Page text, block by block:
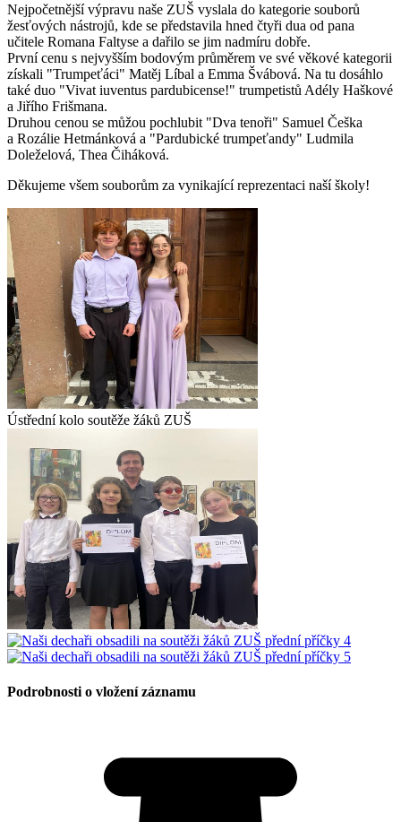
Nejpočetnější výpravu naše ZUŠ vyslala do kategorie souborů
žesťových nástrojů, kde se představila hned čtyři dua od pana
učitele Romana Faltyse a dařilo se jim nadmíru dobře.
První cenu s nejvyšším bodovým průměrem ve své věkové kategorii
získali "Trumpeťáci" Matěj Líbal a Emma Švábová. Na tu dosáhlo
také duo "Vivat iuventus pardubicense!" trumpetistů Adély Haškové
a Jiřího Frišmana.
Druhou cenou se můžou pochlubit "Dva tenoři" Samuel Češka
a Rozálie Hetmánková a "Pardubické trumpeťandy" Ludmila
Doleželová, Thea Čiháková.
Děkujeme všem souborům za vynikající reprezentaci naší školy!
Ústřední kolo soutěže žáků ZUŠ
Podrobnosti o vložení záznamu